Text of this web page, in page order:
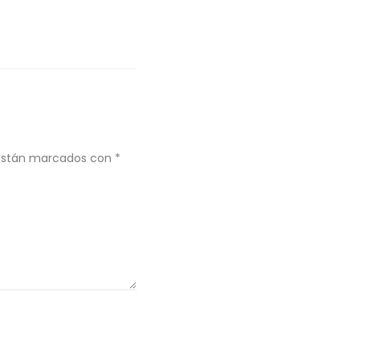
marcados con *